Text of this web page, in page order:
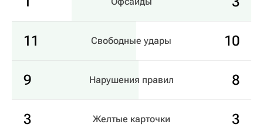
11 Свободные удары 10
9 Нарушения правил 8
3 Желтые карточки 3